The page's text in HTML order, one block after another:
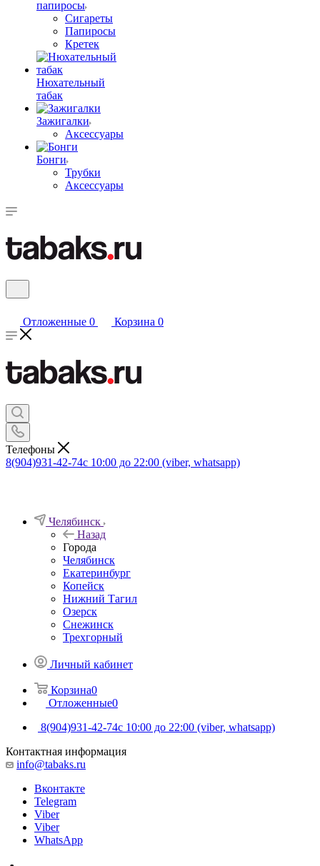
папиросы
Сигареты
Папиросы
Кретек
Нюхательный
табак
Зажигалки
Аксессуары
Бонги
Трубки
Аксессуары
Отложенные 0 Корзина 0
Телефоны
8(904)931-42-74с 10:00 до 22:00 (viber, whatsapp)
Челябинск
Назад
Города
Челябинск
Екатеринбург
Копейск
Нижний Тагил
Озерск
Снежинск
Трехгорный
Личный кабинет
Корзина0
Отложенные0
8(904)931-42-74с 10:00 до 22:00 (viber, whatsapp)
Контактная информация
info@tabaks.ru
Вконтакте
Telegram
Viber
Viber
WhatsApp